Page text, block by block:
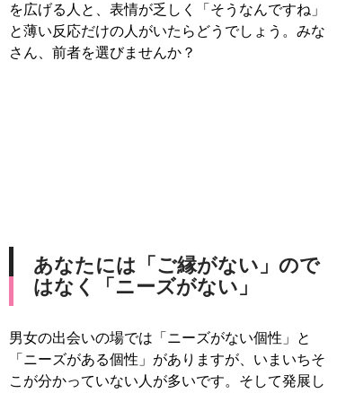
を広げる人と、表情が乏しく「そうなんですね」
と薄い反応だけの人がいたらどうでしょう。みな
さん、前者を選びませんか？
あなたには「ご縁がない」ので
はなく「ニーズがない」
男女の出会いの場では「ニーズがない個性」と
「ニーズがある個性」がありますが、いまいちそ
こが分かっていない人が多いです。そして発展し